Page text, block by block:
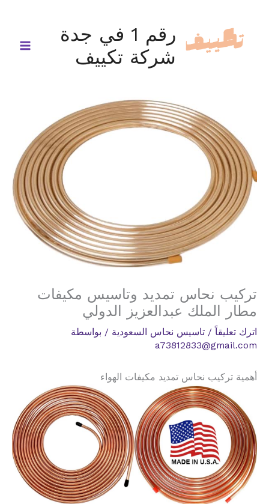
المحتوى
رقم 1 في جدة
شركة تكييف
تركيب نحاس تمديد وتاسيس مكيفات
مطار الملك عبدالعزيز الدولي
اترك تعليقاً / تاسيس نحاس السعودية / بواسطة
a73812833@gmail.com
أهمية تركيب نحاس تمديد مكيفات الهواء